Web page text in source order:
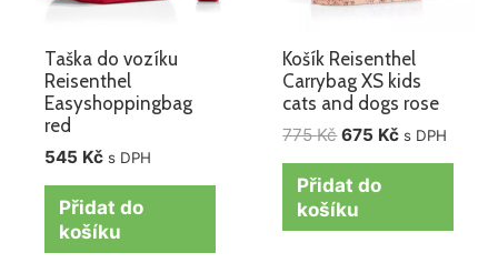
Taška do vozíku
Reisenthel
Easyshoppingbag
red
545 Kč s DPH
Přidat do
košíku
Košík Reisenthel
Carrybag XS kids
cats and dogs rose
775Kč 675 Kč s DPH
Přidat do
košíku